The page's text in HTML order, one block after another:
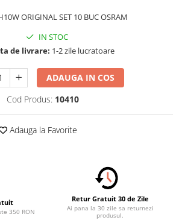
ORIGINAL SET 10 BUC OSRAM
IN STOC
de livrare: 1-2 zile lucratoare
ADAUGA IN COS
Cod Produs: 10410
Adauga la Favorite
350 RON
Retur Gratuit 30 de Zile
Ai pana la 30 zile sa returnezi
produsul.